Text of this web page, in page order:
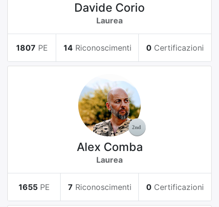
Davide Corio
Laurea
1807 PE 14 Riconoscimenti 0 Certificazioni
Alex Comba
Laurea
1655 PE 7 Riconoscimenti 0 Certificazioni